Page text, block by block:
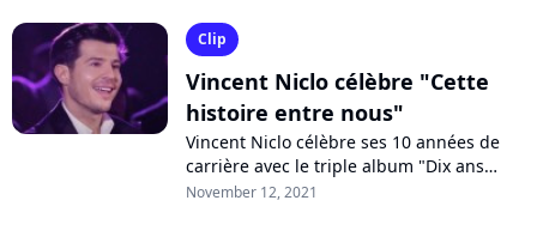
Paris....
Clip
Vincent Niclo célèbre "Cette
histoire entre nous"
Vincent Niclo célèbre ses 10 années de
carrière avec le triple album "Dix ans
déjà", attendu le 26 novembre. Après
November 12, 2021